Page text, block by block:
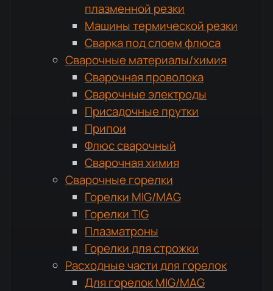
плазменной резки
Машины термической резки
Сварка под слоем флюса
Сварочные материалы/химия
Сварочная проволока
Сварочные электроды
Присадочные прутки
Припои
Флюс сварочный
Сварочная химия
Сварочные горелки
Горелки MIG/MAG
Горелки TIG
Плазматроны
Горелки для строжки
Расходные части для горелок
Для горелок MIG/MAG